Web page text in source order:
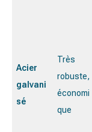
Acier
galvani
sé
Très
robuste,
économi
que